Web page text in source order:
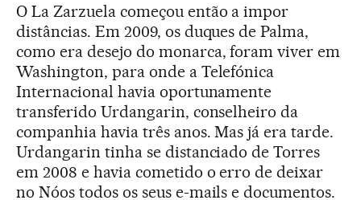
O La Zarzuela começou então a impor
distâncias. Em 2009, os duques de Palma,
como era desejo do monarca, foram viver em
Washington, para onde a Telefónica
Internacional havia oportunamente
transferido Urdangarin, conselheiro da
companhia havia três anos. Mas já era tarde.
Urdangarin tinha se distanciado de Torres
em 2008 e havia cometido o erro de deixar
no Nóos todos os seus e-mails e documentos.